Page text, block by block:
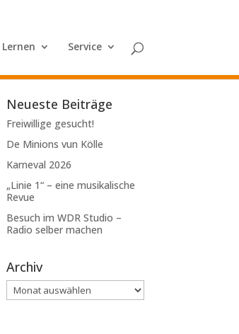
Lernen Service
Neueste Beiträge
Freiwillige gesucht!
De Minions vun Kölle
Karneval 2026
„Linie 1“ – eine musikalische
Revue
Besuch im WDR Studio –
Radio selber machen
Archiv